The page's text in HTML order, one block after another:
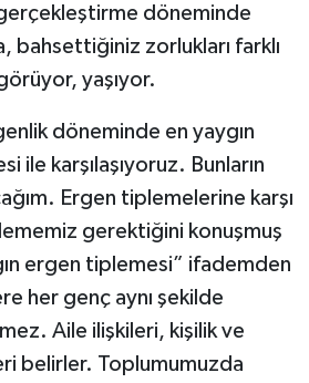
döneminde
bahsettiğiniz zorlukları farklı
yaşıyor.
döneminde en yaygın
ile karşılaşıyoruz. Bunların
Ergen tiplemelerine karşı
gerektiğini konuşmuş
ergen tiplemesi” ifademden
her genç aynı şekilde
Aile ilişkileri, kişilik ve
belirler. Toplumumuzda